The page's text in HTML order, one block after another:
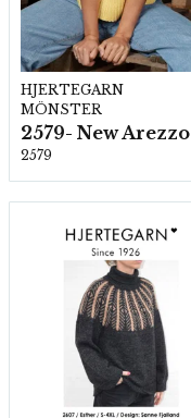
HJERTEGARN
MÖNSTER
2579- New Arezzo
2579